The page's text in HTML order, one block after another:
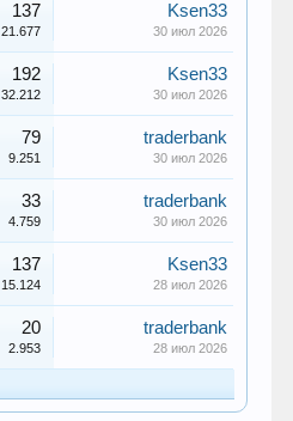
137
21.677
Ksen33
30 июл 2026
192
32.212
Ksen33
30 июл 2026
79
9.251
traderbank
30 июл 2026
33
4.759
traderbank
30 июл 2026
137
15.124
Ksen33
28 июл 2026
20
2.953
traderbank
28 июл 2026